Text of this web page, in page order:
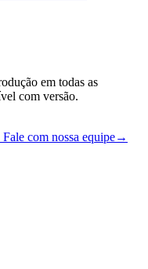
em todas as
com versão.
com nossa equipe→